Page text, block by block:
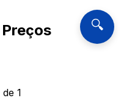
🔍
Preços
de 1